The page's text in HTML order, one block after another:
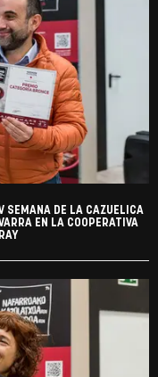
SEMANA DE LA CAZUELICA
EN LA COOPERATIVA